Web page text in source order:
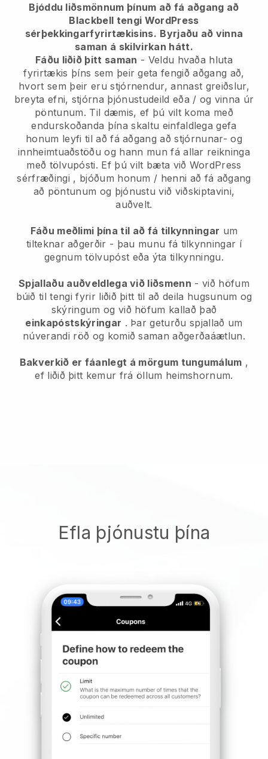
Bjóddu liðsmönnum þínum að fá aðgang að
Blackbell tengi WordPress
sérþekkingarfyrirtækisins. Byrjaðu að vinna
saman á skilvirkan hátt.
Fáðu liðið þitt saman - Veldu hvaða hluta
fyrirtækis þíns sem þeir geta fengið aðgang að,
hvort sem þeir eru stjórnendur, annast greiðslur,
breyta efni, stjórna þjónustudeild eða / og vinna úr
pöntunum. Til dæmis, ef þú vilt koma með
endurskoðanda þína skaltu einfaldlega gefa
honum leyfi til að fá aðgang að stjórnunar- og
innheimtuaðstöðu og hann mun fá allar reikninga
með tölvupósti. Ef þú vilt bæta við WordPress
sérfræðingi , bjóðum honum / henni að fá aðgang
að pöntunum og þjónustu við viðskiptavini,
auðvelt.
Fáðu meðlimi þína til að fá tilkynningar um
tilteknar aðgerðir - þau munu fá tilkynningar í
gegnum tölvupóst eða ýta tilkynningu.
Spjallaðu auðveldlega við liðsmenn - við höfum
búið til tengi fyrir liðið þitt til að deila hugsunum og
skýringum og við höfum kallað það
einkapóstskýringar . Þar geturðu spjallað um
núverandi röð og komið saman aðgerðaáætlun.
Bakverkið er fáanlegt á mörgum tungumálum ,
ef liðið þitt kemur frá öllum heimshornum.
Efla þjónustu þína